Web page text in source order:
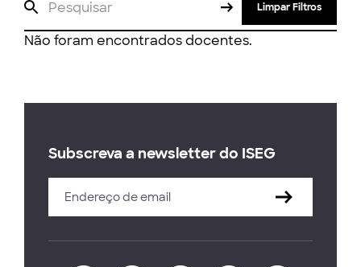
Limpar Filtros
Não foram encontrados docentes.
Subscreva a newsletter do ISEG